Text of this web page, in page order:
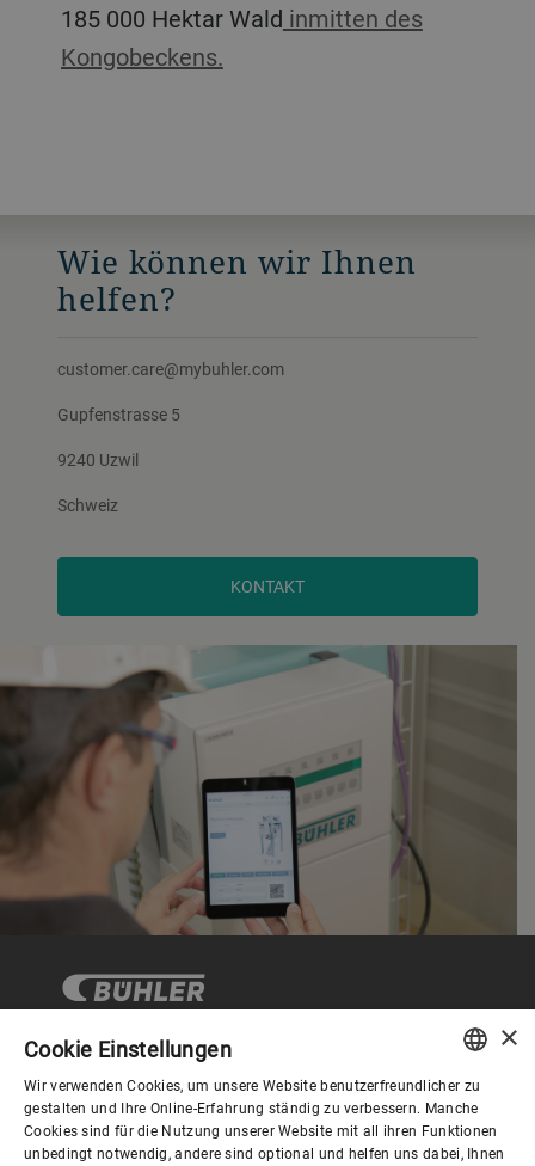
185 000 Hektar Wald inmitten des
Kongobeckens.
Wie können wir Ihnen
helfen?
customer.care@mybuhler.com
Gupfenstrasse 5
9240 Uzwil
Schweiz
KONTAKT
Corporate Governance ENGLISH
SPANISH
×
Cookie Einstellungen
Wir verwenden Cookies, um unsere Website benutzerfreundlicher zu
gestalten und Ihre Online-Erfahrung ständig zu verbessern. Manche
Cookies sind für die Nutzung unserer Website mit all ihren Funktionen
unbedingt notwendig, andere sind optional und helfen uns dabei, Ihnen